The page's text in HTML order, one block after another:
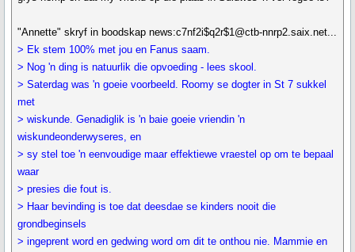
"Annette" skryf in boodskap news:c7nf2i$q2r$1@ctb-nnrp2.saix.net...
> Ek stem 100% met jou en Fanus saam.
> Nog 'n ding is natuurlik die opvoeding - lees skool.
> Saterdag was 'n goeie voorbeeld. Roomy se dogter in St 7 sukkel
met
> wiskunde. Genadiglik is 'n baie goeie vriendin 'n
wiskundeonderwyseres, en
> sy stel toe 'n eenvoudige maar effektiewe vraestel op om te bepaal
waar
> presies die fout is.
> Haar bevinding is toe dat deesdae se kinders nooit die
grondbeginsels
> ingeprent word en gedwing word om dit te onthou nie. Mammie en